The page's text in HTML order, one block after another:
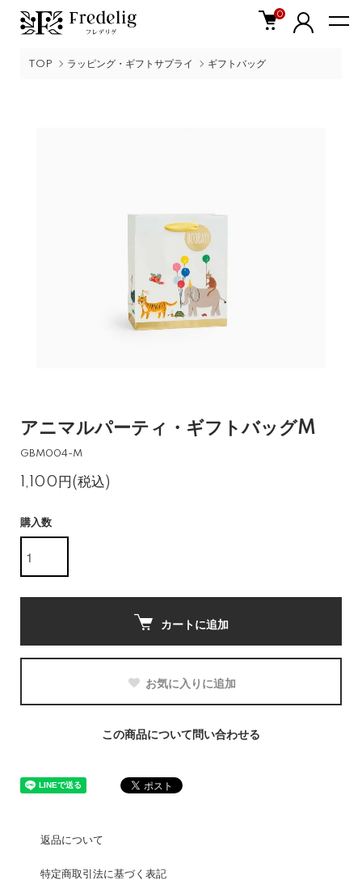
0
TOP ラッピング・ギフトサプライ ギフトバッグ
アニマルパーティ・ギフトバッグM
GBM004-M
1,100円(税込)
購入数
カートに追加
お気に入りに追加
この商品について問い合わせる
返品について
特定商取引法に基づく表記